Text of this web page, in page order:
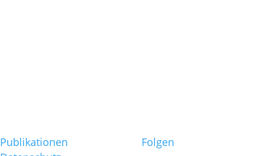
Publikationen
Folgen